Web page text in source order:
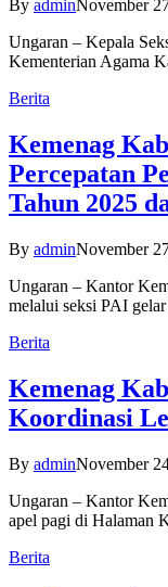
By adminNovember
Ungaran – Kepala
Kementerian Agama
Berita
Kemenag
Percepatan
Tahun 2025
By adminNovember
Ungaran – Kantor
melalui seksi PAI
Berita
Kemenag
Koordinasi
By adminNovember
Ungaran – Kantor
apel pagi di Halaman
Berita